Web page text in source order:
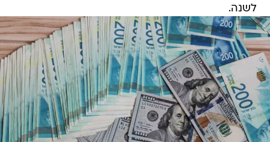
לשנה.